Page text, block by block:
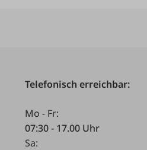
Telefonisch erreichbar:
Mo - Fr:
07:30 - 17.00 Uhr
Sa: